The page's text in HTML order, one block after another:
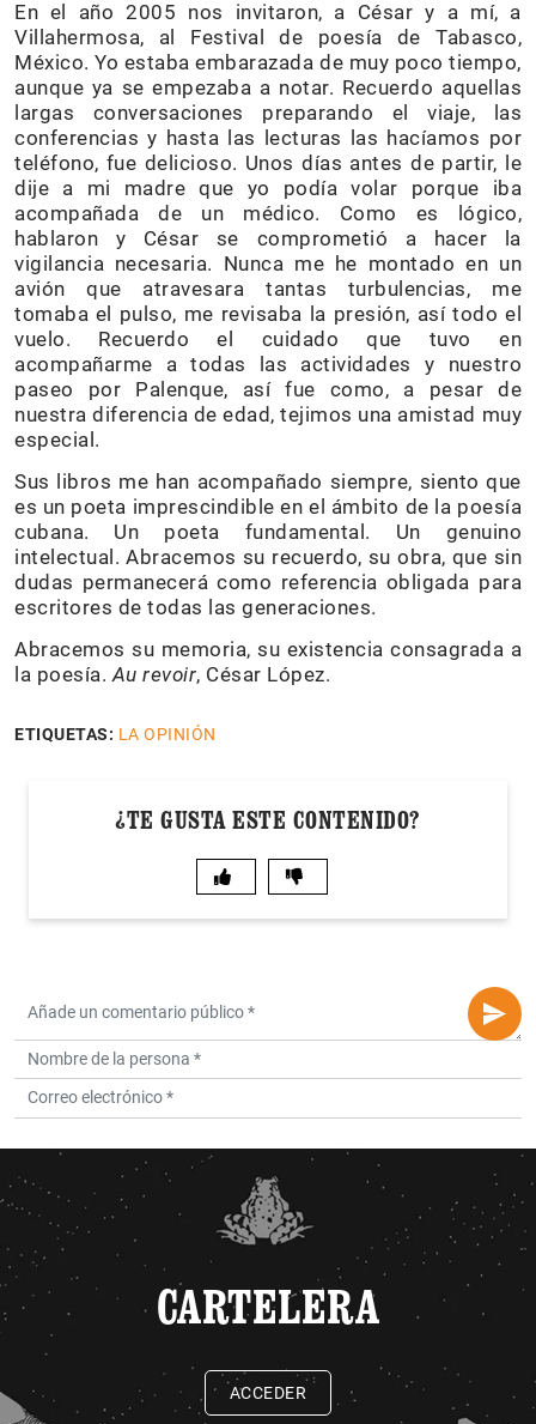
En el año 2005 nos invitaron, a César y a mí, a
Villahermosa, al Festival de poesía de Tabasco,
México. Yo estaba embarazada de muy poco tiempo,
aunque ya se empezaba a notar. Recuerdo aquellas
largas conversaciones preparando el viaje, las
conferencias y hasta las lecturas las hacíamos por
teléfono, fue delicioso. Unos días antes de partir, le
dije a mi madre que yo podía volar porque iba
acompañada de un médico. Como es lógico,
hablaron y César se comprometió a hacer la
vigilancia necesaria. Nunca me he montado en un
avión que atravesara tantas turbulencias, me
tomaba el pulso, me revisaba la presión, así todo el
vuelo. Recuerdo el cuidado que tuvo en
acompañarme a todas las actividades y nuestro
paseo por Palenque, así fue como, a pesar de
nuestra diferencia de edad, tejimos una amistad muy
especial.
Sus libros me han acompañado siempre, siento que
es un poeta imprescindible en el ámbito de la poesía
cubana. Un poeta fundamental. Un genuino
intelectual. Abracemos su recuerdo, su obra, que sin
dudas permanecerá como referencia obligada para
escritores de todas las generaciones.
Abracemos su memoria, su existencia consagrada a
la poesía. Au revoir, César López.
ETIQUETAS: LA OPINIÓN
¿TE GUSTA ESTE CONTENIDO?
CARTELERA
ACCEDER